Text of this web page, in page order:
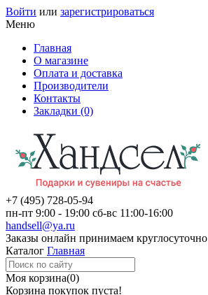
Войти или зарегистрироваться
Меню
Главная
О магазине
Оплата и доставка
Производители
Контакты
Закладки (0)
+7 (495) 728-05-94
пн-пт 9:00 - 19:00 сб-вс 11:00-16:00
handsell@ya.ru
Заказы онлайн принимаем круглосуточно
Каталог Главная
Моя корзина(0)
Корзина покупок пуста!